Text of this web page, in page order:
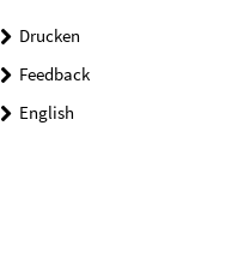
Drucken
Feedback
English